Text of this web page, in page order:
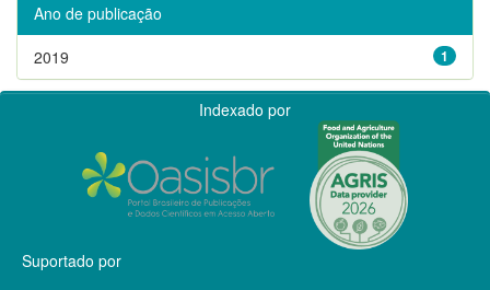
Ano de publicação
1
2019
Indexado por
Suportado por